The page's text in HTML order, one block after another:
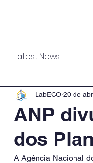
Latest News
ANP
dos
LabECO 20 de
A Agência Nacional